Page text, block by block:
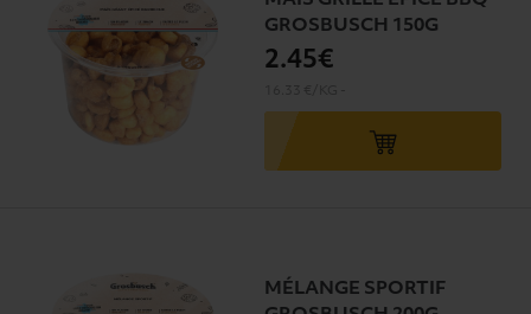
GROSBUSCH 150G
2.45€
MÉLANGE SPORTIF